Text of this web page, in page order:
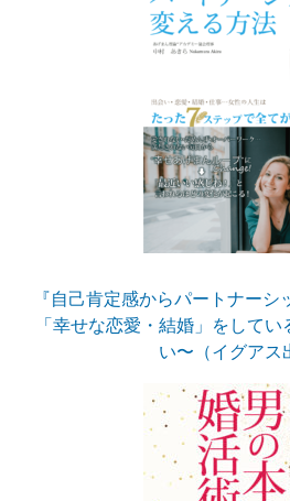
『自己肯定感からパートナー
「幸せな恋愛・結婚」をして
い〜（イグアス